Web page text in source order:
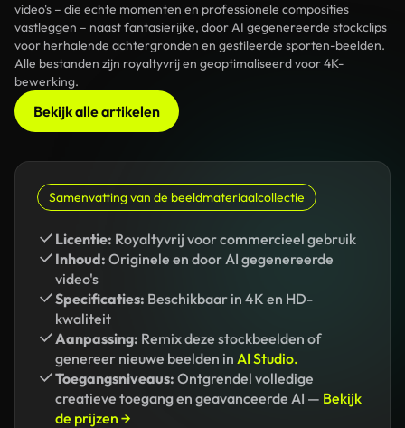
video's – die echte momenten en professionele composities
vastleggen – naast fantasierijke, door AI gegenereerde stockclips
voor herhalende achtergronden en gestileerde sporten-beelden.
Alle bestanden zijn royaltyvrij en geoptimaliseerd voor 4K-
bewerking.
Bekijk alle artikelen
Samenvatting van de beeldmateriaalcollectie
Licentie: Royaltyvrij voor commercieel gebruik
Inhoud: Originele en door AI gegenereerde
video's
Specificaties: Beschikbaar in 4K en HD-
kwaliteit
Aanpassing: Remix deze stockbeelden of
genereer nieuwe beelden in AI Studio.
Toegangsniveaus: Ontgrendel volledige
creatieve toegang en geavanceerde AI — Bekijk
de prijzen →